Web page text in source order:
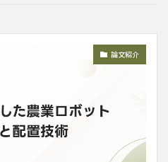
論文紹介